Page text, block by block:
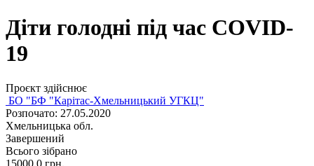
Діти голодні під час COVID-
19
Проєкт здійснює
БО "БФ "Карітас-Хмельницький УГКЦ"
Розпочато: 27.05.2020
Хмельницька обл.
Завершений
Всього зібрано
15000,0 грн.